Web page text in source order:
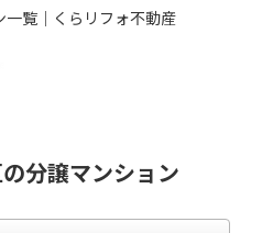
覧｜くらリフォ不動産
分譲マンション